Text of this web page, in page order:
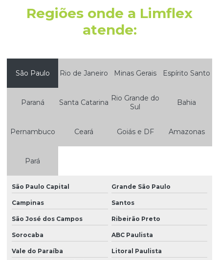
Regiões onde a Limflex
atende:
São Paulo Rio de Janeiro Minas Gerais Espírito Santo
Paraná Santa Catarina Rio Grande do
Sul
Bahia
Pernambuco Ceará Goiás e DF Amazonas
Pará
São Paulo Capital Grande São Paulo
Campinas Santos
São José dos Campos Ribeirão Preto
Sorocaba ABC Paulista
Vale do Paraíba
Litoral Paulista